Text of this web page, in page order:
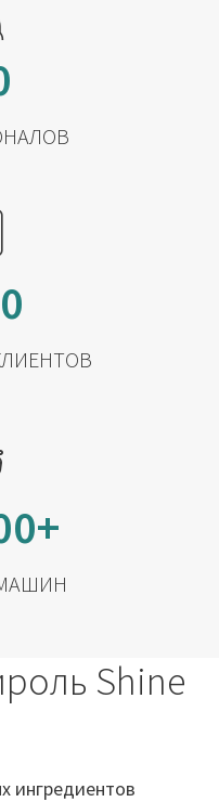
Shine
ингредиентов